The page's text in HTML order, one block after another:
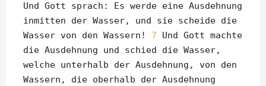
Und Gott sprach: Es werde eine Ausdehnung
inmitten der Wasser, und sie scheide die
Wasser von den Wassern! 7 Und Gott machte
die Ausdehnung und schied die Wasser,
welche unterhalb der Ausdehnung, von den
Wassern, die oberhalb der Ausdehnung